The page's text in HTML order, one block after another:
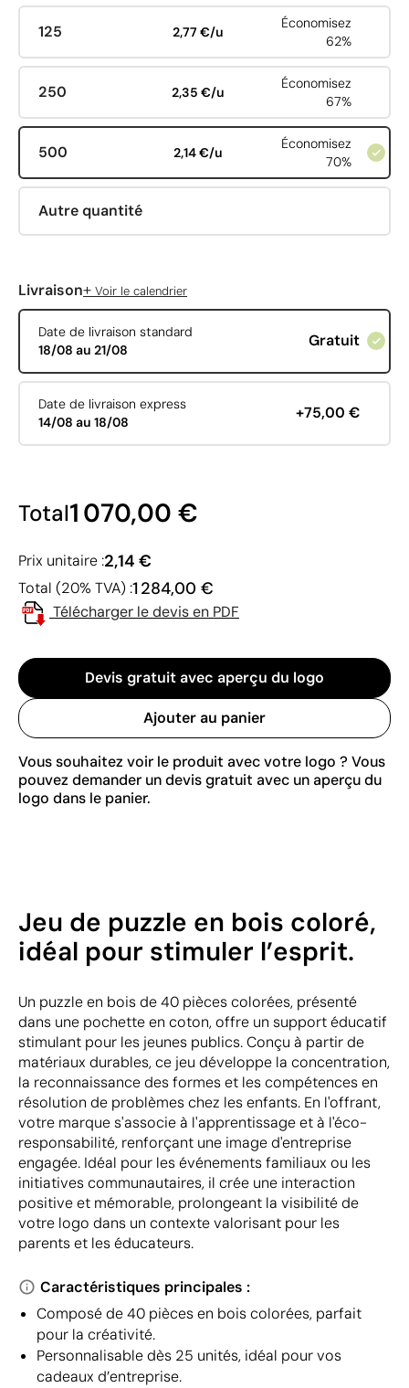
125 2,77 €/u
Économisez
62%
250 2,35 €/u
Économisez
67%
500 2,14 €/u
Économisez
70%
Autre quantité
Livraison+ Voir le calendrier
Date de livraison standard
18/08 au 21/08
Gratuit
Date de livraison express
14/08 au 18/08
+75,00 €
Total1 070,00 €
Prix unitaire :2,14 €
Total (20% TVA) :1 284,00 €
Télécharger le devis en PDF
Devis gratuit avec aperçu du logo
Ajouter au panier
Vous souhaitez voir le produit avec votre logo ? Vous
pouvez demander un devis gratuit avec un aperçu du
logo dans le panier.
Jeu de puzzle en bois coloré,
idéal pour stimuler l’esprit.
Un puzzle en bois de 40 pièces colorées, présenté
dans une pochette en coton, offre un support éducatif
stimulant pour les jeunes publics. Conçu à partir de
matériaux durables, ce jeu développe la concentration,
la reconnaissance des formes et les compétences en
résolution de problèmes chez les enfants. En l'offrant,
votre marque s'associe à l'apprentissage et à l'éco-
responsabilité, renforçant une image d'entreprise
engagée. Idéal pour les événements familiaux ou les
initiatives communautaires, il crée une interaction
positive et mémorable, prolongeant la visibilité de
votre logo dans un contexte valorisant pour les
parents et les éducateurs.
Caractéristiques principales :
Composé de 40 pièces en bois colorées, parfait
pour la créativité.
Personnalisable dès 25 unités, idéal pour vos
cadeaux d’entreprise.